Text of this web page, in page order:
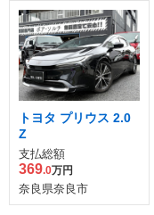
トヨタ プリウス 2.0
Z
支払総額
369.0万円
奈良県奈良市